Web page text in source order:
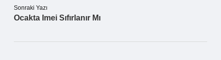
Sonraki Yazı
Ocakta Imei Sıfırlanır Mı